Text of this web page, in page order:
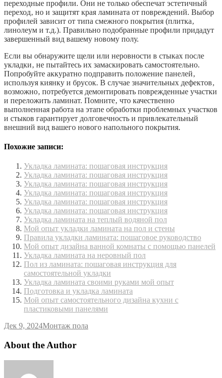
переходные профили. Они не только обеспечат эстетичный
переход‚ но и защитят края ламината от повреждений. Выбор
профилей зависит от типа смежного покрытия (плитка‚
линолеум и т.д.). Правильно подобранные профили придадут
завершенный вид вашему новому полу.
Если вы обнаружите щели или неровности в стыках после
укладки‚ не пытайтесь их замаскировать самостоятельно.
Попробуйте аккуратно подправить положение панелей‚
используя киянку и брусок. В случае значительных дефектов‚
возможно‚ потребуется демонтировать поврежденные участки
и переложить ламинат. Помните‚ что качественно
выполненная работа на этапе обработки проблемных участков
и стыков гарантирует долговечность и привлекательный
внешний вид вашего нового напольного покрытия.
Похожие записи:
Укладка ламината: пошаговая инструкция
Укладка ламината: пошаговая инструкция
Укладка ламината: пошаговая инструкция
Укладка ламината: пошаговая инструкция
Укладка ламината: пошаговая инструкция
Укладка ламината: пошаговая инструкция
Укладка ламината на теплый водяной пол
Мой опыт укладки ламината на пол и стены
Правила укладки ламината: пошаговое руководство
Мой опыт дизайна ванной комнаты с помощью панелей
Укладка ламината на неровный пол
Пол из ламината: пошаговая инструкция для
самостоятельной укладки
Укладка ламината своими руками мой опыт
Подготовка и укладка ламината
Мой опыт самостоятельного дизайна кухни с
пластиковыми панелями
Дек 9, 2024Монтаж пола
About the Author